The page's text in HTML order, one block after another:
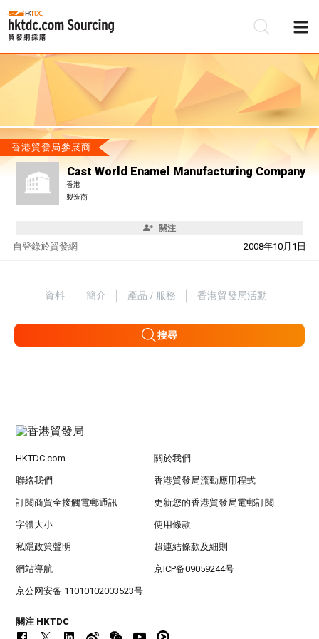
香港貿發局參展商
Cast World Enamel Manufacturing Company
香港
製造商
關注
自 2008年10月1日
登錄於貿發網
資料 簡介 產品 / 服務 香港貿發局活動
搜尋
HKTDC.com 關於我們
聯絡我們 香港貿發局流動應用程式
訂閱商貿全接觸電郵通訊 更新您的香港貿發局電郵訂閱
字體大小 使用條款
私隱政策聲明 超連結條款及細則
網站導航 京ICP备09059244号
京公网安备 11010102003523号
關注 HKTDC